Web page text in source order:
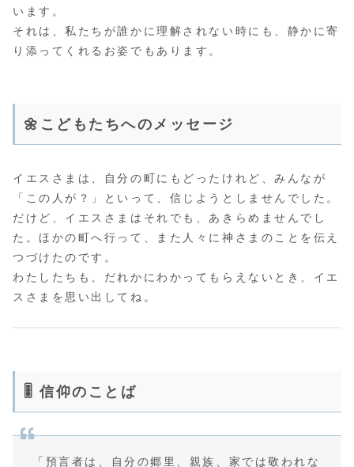
います。
それは、私たちが誰かに理解されない時にも、静かに寄
り添ってくれるお姿でもあります。
🌼こどもたちへのメッセージ
イエスさまは、自分の町にもどったけれど、みんなが
「この人が？」といって、信じようとしませんでした。
だけど、イエスさまはそれでも、あきらめませんでし
た。ほかの町へ行って、また人々に神さまのことを伝え
つづけたのです。
わたしたちも、だれかにわかってもらえないとき、イエ
スさまを思い出してね。
🎚️ 信仰のことば
「預言者は、自分の郷里、親族、家では敬われな